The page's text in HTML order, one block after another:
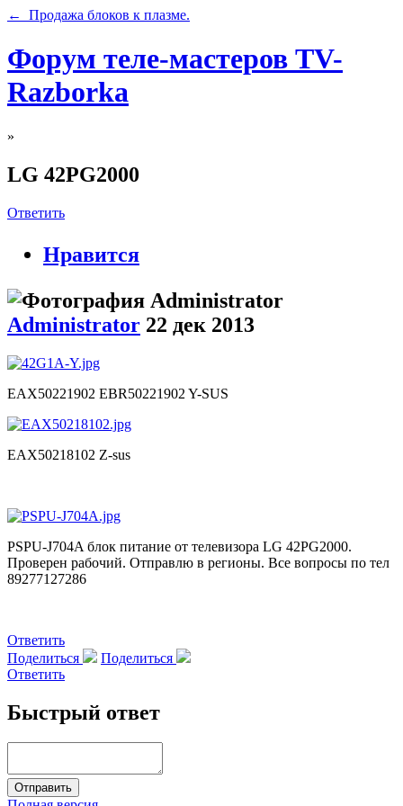
← Продажа блоков к плазме.
Форум теле-мастеров TV-
Razborka
»
LG 42PG2000
Ответить
Нравится
Administrator 22 дек 2013
EAX50221902 EBR50221902 Y-SUS
EAX50218102 Z-sus
PSPU-J704A блок питание от телевизора LG 42PG2000.
Проверен рабочий. Отправлю в регионы. Все вопросы по тел
89277127286
Ответить
Поделиться
Поделиться
Ответить
Быстрый ответ